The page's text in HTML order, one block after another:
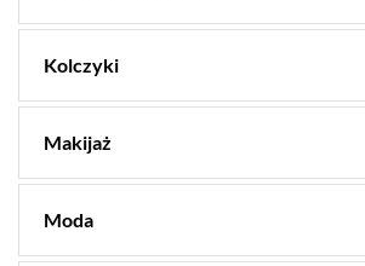
Kolczyki
Makijaż
Moda